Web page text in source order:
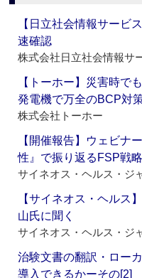
【日立社会情報サービ
速確認
株式会社日立社会情報サ
【トーホー】災害時
発電機で万全のBCP対
株式会社トーホー
【開催報告】ウェビナ
性』で振り返るFSP戦略
サイネオス・ヘルス・ジ
【サイネオス・ヘル
山氏に聞く
サイネオス・ヘルス・ジ
治験文書の翻訳・ロー
導入できるかーその[2]